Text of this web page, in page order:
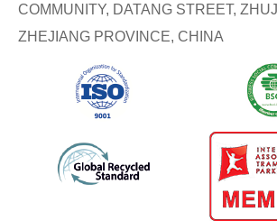
COMMUNITY, DATANG STREET,
ZHEJIANG PROVINCE, CHINA